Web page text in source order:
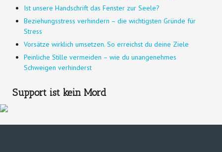
Ist unsere Handschrift das Fenster zur Seele?
Beziehungsstress verhindern – die wichtigsten Gründe für
Stress
Vorsätze wirklich umsetzen. So erreichst du deine Ziele
Peinliche Stille vermeiden – wie du unangenehmes
Schweigen verhinderst
Support ist kein Mord